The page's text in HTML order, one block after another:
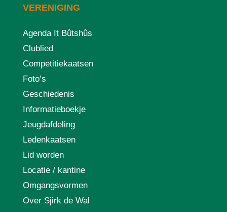
VERENIGING
Agenda It Bûtshûs
Clublied
Competitiekaatsen
Foto’s
Geschiedenis
Informatieboekje
Jeugdafdeling
Ledenkaatsen
Lid worden
Locatie / kantine
Omgangsvormen
Over Sjirk de Wal